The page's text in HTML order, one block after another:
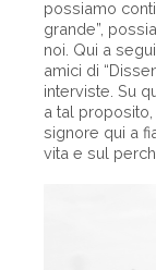
possiamo
grande”,
noi. Qui a
amici di
interviste. Su
a tal
signore qui a
vita e sul